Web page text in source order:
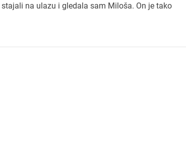
na ulazu i gledala sam Miloša. On je tako